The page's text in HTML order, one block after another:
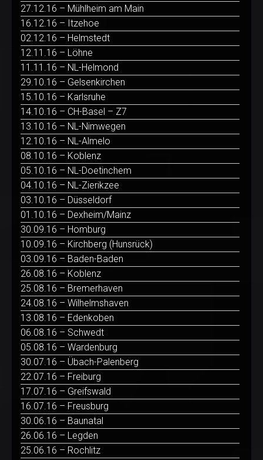
27.12.16 – Mühlheim am Main
16.12.16 – Itzehoe
02.12.16 – Helmstedt
12.11.16 – Löhne
11.11.16 – NL-Helmond
29.10.16 – Gelsenkirchen
15.10.16 – Karlsruhe
14.10.16 – CH-Basel – Z7
13.10.16 – NL-Nimwegen
12.10.16 – NL-Almelo
08.10.16 – Koblenz
05.10.16 – NL-Doetinchem
04.10.16 – NL-Zierikzee
03.10.16 – Düsseldorf
01.10.16 – Dexheim/Mainz
30.09.16 – Homburg
10.09.16 – Kirchberg (Hunsrück)
03.09.16 – Baden-Baden
26.08.16 – Koblenz
25.08.16 – Bremerhaven
24.08.16 – Wilhelmshaven
13.08.16 – Edenkoben
06.08.16 – Schwedt
05.08.16 – Wardenburg
30.07.16 – Übach-Palenberg
22.07.16 – Freiburg
17.07.16 – Greifswald
16.07.16 – Freusburg
30.06.16 – Baunatal
26.06.16 – Legden
25.06.16 – Rochlitz